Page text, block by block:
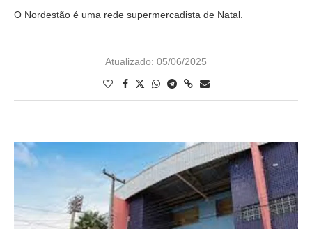
O Nordestão é uma rede supermercadista de Natal.
Atualizado: 05/06/2025